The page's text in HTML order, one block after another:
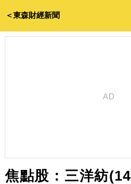
＜東森財經新聞
焦點股：三洋紡